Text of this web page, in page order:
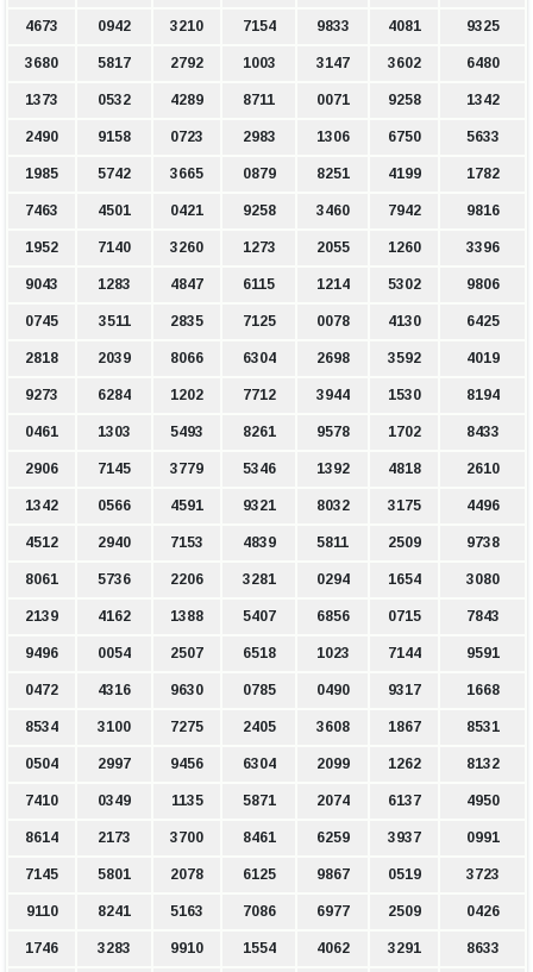
4673 0942 3210 7154 9833 4081 9325
3680 5817 2792 1003 3147 3602 6480
1373 0532 4289 8711 0071 9258 1342
2490 9158 0723 2983 1306 6750 5633
1985 5742 3665 0879 8251 4199 1782
7463 4501 0421 9258 3460 7942 9816
1952 7140 3260 1273 2055 1260 3396
9043 1283 4847 6115 1214 5302 9806
0745 3511 2835 7125 0078 4130 6425
2818 2039 8066 6304 2698 3592 4019
9273 6284 1202 7712 3944 1530 8194
0461 1303 5493 8261 9578 1702 8433
2906 7145 3779 5346 1392 4818 2610
1342 0566 4591 9321 8032 3175 4496
4512 2940 7153 4839 5811 2509 9738
8061 5736 2206 3281 0294 1654 3080
2139 4162 1388 5407 6856 0715 7843
9496 0054 2507 6518 1023 7144 9591
0472 4316 9630 0785 0490 9317 1668
8534 3100 7275 2405 3608 1867 8531
0504 2997 9456 6304 2099 1262 8132
7410 0349 1135 5871 2074 6137 4950
8614 2173 3700 8461 6259 3937 0991
7145 5801 2078 6125 9867 0519 3723
9110 8241 5163 7086 6977 2509 0426
1746 3283 9910 1554 4062 3291 8633